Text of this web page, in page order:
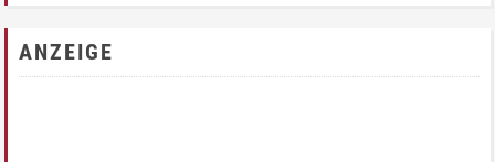
ANZEIGE